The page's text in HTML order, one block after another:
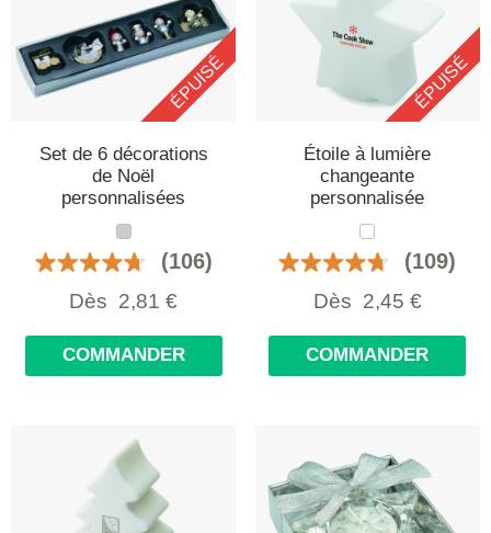
ÉPUISÉ
Set de 6 décorations
de Noël
personnalisées
(106)
Dès 2,81 €
COMMANDER
ÉPUISÉ
Étoile à lumière
changeante
personnalisée
(109)
Dès 2,45 €
COMMANDER